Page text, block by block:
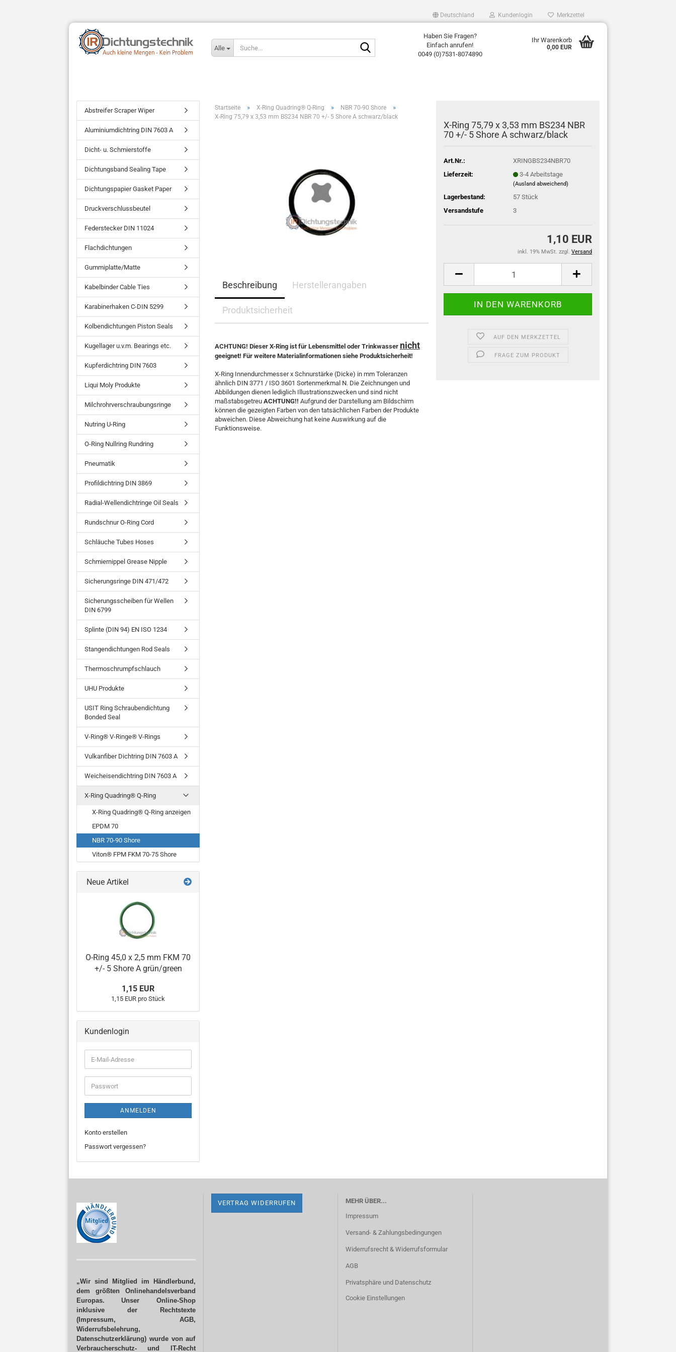
Deutschland Kundenlogin Merkzettel
Alle
Haben Sie Fragen?
Einfach anrufen!
0049 (0)7531-8074890
Ihr Warenkorb
0,00 EUR
Startseite » X-Ring Quadring® Q-Ring » NBR 70-90 Shore »
X-Ring 75,79 x 3,53 mm BS234 NBR 70 +/- 5 Shore A schwarz/black
X-Ring 75,79 x 3,53 mm BS234 NBR
70 +/- 5 Shore A schwarz/black
Art.Nr.:
XRINGBS234NBR70
Lieferzeit:
3-4 Arbeitstage
(Ausland abweichend)
Lagerbestand: 57 Stück
Versandstufe
3
1,10 EUR
inkl. 19% MwSt. zzgl. Versand
AUF DEN MERKZETTEL
FRAGE ZUM PRODUKT
Beschreibung Herstellerangaben
Produktsicherheit
ACHTUNG! Dieser X-Ring ist für Lebensmittel oder Trinkwasser nicht
geeignet! Für weitere Materialinformationen siehe Produktsicherheit!
X-Ring Innendurchmesser x Schnurstärke (Dicke) in mm Toleranzen
ähnlich DIN 3771 / ISO 3601 Sortenmerkmal N. Die Zeichnungen und
Abbildungen dienen lediglich Illustrationszwecken und sind nicht
maßstabsgetreu ACHTUNG!! Aufgrund der Darstellung am Bildschirm
können die gezeigten Farben von den tatsächlichen Farben der Produkte
abweichen. Diese Abweichung hat keine Auswirkung auf die
Funktionsweise.
Abstreifer Scraper Wiper
Aluminiumdichtring DIN 7603 A
Dicht- u. Schmierstoffe
Dichtungsband Sealing Tape
Dichtungspapier Gasket Paper
Druckverschlussbeutel
Federstecker DIN 11024
Flachdichtungen
Gummiplatte/Matte
Kabelbinder Cable Ties
Karabinerhaken C-DIN 5299
Kolbendichtungen Piston Seals
Kugellager u.v.m. Bearings etc.
Kupferdichtring DIN 7603
Liqui Moly Produkte
Milchrohrverschraubungsringe
Nutring U-Ring
O-Ring Nullring Rundring
Pneumatik
Profildichtring DIN 3869
Radial-Wellendichtringe Oil Seals
Rundschnur O-Ring Cord
Schläuche Tubes Hoses
Schmiernippel Grease Nipple
Sicherungsringe DIN 471/472
Sicherungsscheiben für Wellen
DIN 6799
Splinte (DIN 94) EN ISO 1234
Stangendichtungen Rod Seals
Thermoschrumpfschlauch
UHU Produkte
USIT Ring Schraubendichtung
Bonded Seal
V-Ring® V-Ringe® V-Rings
Vulkanfiber Dichtring DIN 7603 A
Weicheisendichtring DIN 7603 A
X-Ring Quadring® Q-Ring
X-Ring Quadring® Q-Ring anzeigen
EPDM 70
NBR 70-90 Shore
Viton® FPM FKM 70-75 Shore
Neue Artikel
O-Ring 45,0 x 2,5 mm FKM 70
+/- 5 Shore A grün/green
1,15 EUR
1,15 EUR pro Stück
Kundenlogin
E-
Mail-
Adresse
Passwort
ANMELDEN
Konto erstellen
Passwort vergessen?
„Wir sind Mitglied im Händlerbund,
dem größten Onlinehandelsverband
Europas. Unser Online-Shop
inklusive der Rechtstexte
(Impressum, AGB,
Widerrufsbelehrung,
Datenschutzerklärung) wurde von auf
Verbraucherschutz- und IT-Recht
VERTRAG WIDERRUFEN
MEHR ÜBER...
Impressum
Versand- & Zahlungsbedingungen
Widerrufsrecht & Widerrufsformular
AGB
Privatsphäre und Datenschutz
Cookie Einstellungen